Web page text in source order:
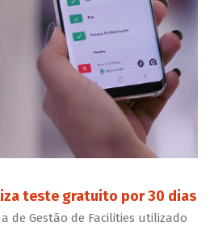
teste gratuito por 30 dias
de Gestão de Facilities utilizado